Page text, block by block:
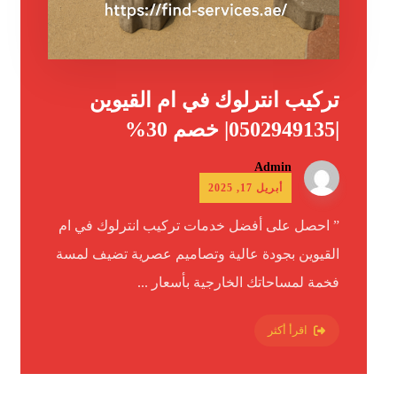
تركيب انترلوك في ام القيوين
Admin
أبريل 17, 2025
” احصل على أفضل خدمات تركيب انترلوك في ام
القيوين بجودة عالية وتصاميم عصرية تضيف لمسة
فخمة لمساحاتك الخارجية بأسعار ...
اقرأ أكثر